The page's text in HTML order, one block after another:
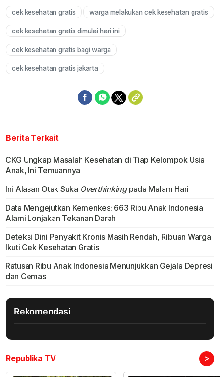
Mute
cek kesehatan gratis warga melakukan cek kesehatan gratis
cek kesehatan gratis dimulai hari ini
cek kesehatan gratis bagi warga
cek kesehatan gratis jakarta
Berita Terkait
CKG Ungkap Masalah Kesehatan di Tiap Kelompok Usia
Anak, Ini Temuannya
Ini Alasan Otak Suka Overthinking pada Malam Hari
Data Mengejutkan Kemenkes: 663 Ribu Anak Indonesia
Alami Lonjakan Tekanan Darah
Deteksi Dini Penyakit Kronis Masih Rendah, Ribuan Warga
Ikuti Cek Kesehatan Gratis
Ratusan Ribu Anak Indonesia Menunjukkan Gejala Depresi
dan Cemas
Rekomendasi
Republika TV >